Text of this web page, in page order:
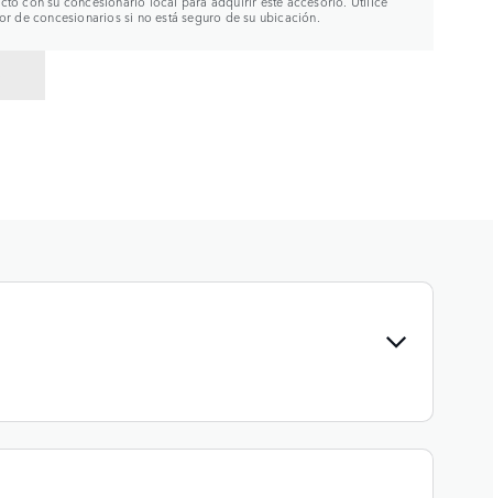
de concesionarios si no está seguro de su ubicación.